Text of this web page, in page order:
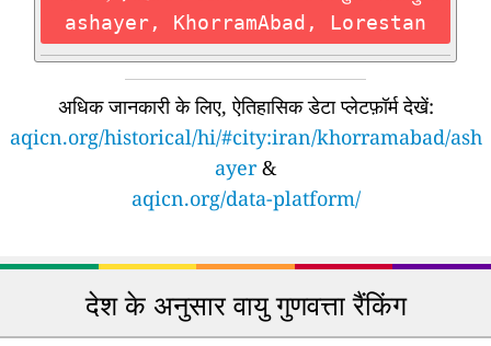
ashayer, KhorramAbad, Lorestan
अधिक जानकारी के लिए, ऐतिहासिक डेटा प्लेटफ़ॉर्म देखें:
aqicn.org/historical/hi/#city:iran/khorramabad/ash
ayer&
aqicn.org/data-platform/
देश के अनुसार वायु गुणवत्ता रैंकिंग